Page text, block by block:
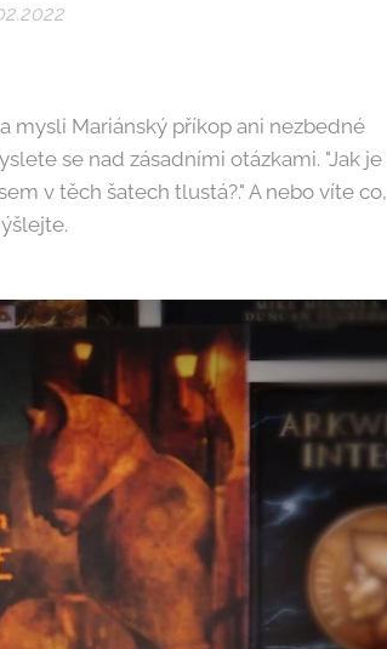
mysli Mariánský příkop ani nezbedné
se nad zásadními otázkami. "Jak je
v těch šatech tlustá?." A nebo víte co,